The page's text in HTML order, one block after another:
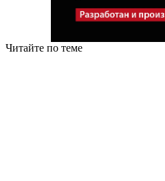
Читайте по теме